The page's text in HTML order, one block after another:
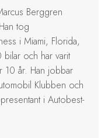
Berggren
tog
i Miami, Florida,
och har varit
10 år. Han jobbar
Klubben och
i Autobest-